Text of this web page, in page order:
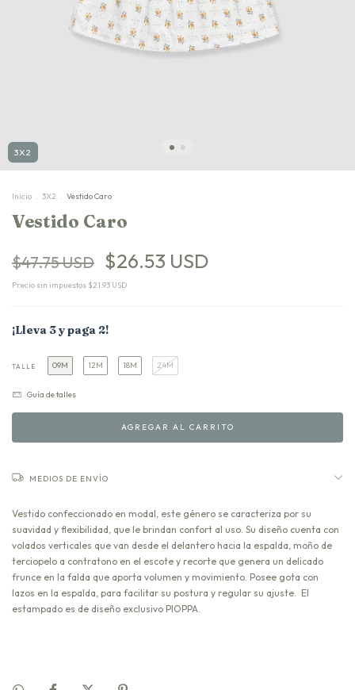
3X2
Inicio 3X2 Vestido Caro
Vestido Caro
$47.75 USD $26.53 USD
Precio sin impuestos $21.93 USD
¡Lleva 3 y paga 2!
TALLE 09M 12M 18M 24M
Guía de talles
MEDIOS DE ENVÍO
Vestido confeccionado en modal, este género se caracteriza por su
suavidad y flexibilidad, que le brindan confort al uso. Su diseño cuenta con
volados verticales que van desde el delantero hacia la espalda, moño de
terciopelo a contratono en el escote y recorte que genera un delicado
frunce en la falda que aporta volumen y movimiento. Posee gota con
lazos en la espalda, para facilitar su postura y regular su ajuste. El
estampado es de diseño exclusivo PIOPPA.